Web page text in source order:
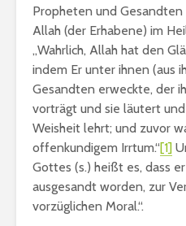
Propheten und Gesandten
Allah (der Erhabene) im
„Wahrlich, Allah hat den
indem Er unter ihnen (aus
Gesandten erweckte, der
vorträgt und sie läutert
Weisheit lehrt; und zuvor
offenkundigem Irrtum.“[1]
Gottes (s.) heißt es, dass
ausgesandt worden, zur
vorzüglichen Moral.“.
Gratulation:
Liebe ist
Muhammad“
Fastenregeln
/ 1438-39